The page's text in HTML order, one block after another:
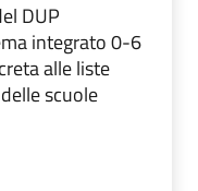
DUP
integrato 0-6
alle liste
scuole